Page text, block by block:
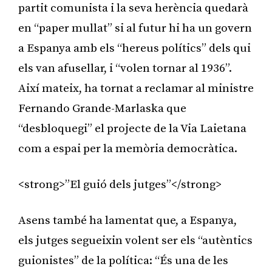
partit comunista i la seva herència quedarà
en “paper mullat” si al futur hi ha un govern
a Espanya amb els “hereus polítics” dels qui
els van afusellar, i “volen tornar al 1936”.
Així mateix, ha tornat a reclamar al ministre
Fernando Grande-Marlaska que
“desbloquegi” el projecte de la Via Laietana
com a espai per la memòria democràtica.
<strong>”El guió dels jutges”</strong>
Asens també ha lamentat que, a Espanya,
els jutges segueixin volent ser els “autèntics
guionistes” de la política: “És una de les